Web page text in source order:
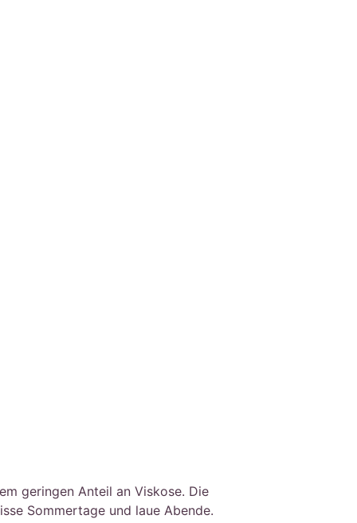
geringen Anteil an Viskose. Die
Sommertage und laue Abende.